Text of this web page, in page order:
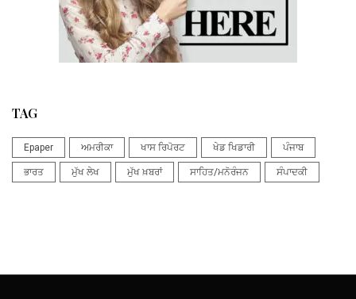
TAG
Epaper ਅਮਰੀਕਾ ਖਾਸ ਰਿਪੋਰਟ ਖੇਡ ਖਿਡਾਰੀ ਪੰਜਾਬ
ਭਾਰਤ ਮੁੱਖ ਲੇਖ ਮੁੱਖ ਖ਼ਬਰਾਂ ਸਾਹਿਤ/ਮਨੋਰੰਜਨ ਸੰਪਾਦਕੀ